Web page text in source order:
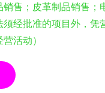
销售；皮革制品销售；
须经批准的项目外，凭
活动）